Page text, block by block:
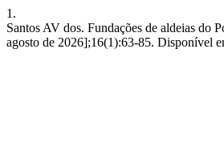
1.
Santos AV dos. Fundações de aldeias do
agosto de 2026];16(1):63-85. Disponível